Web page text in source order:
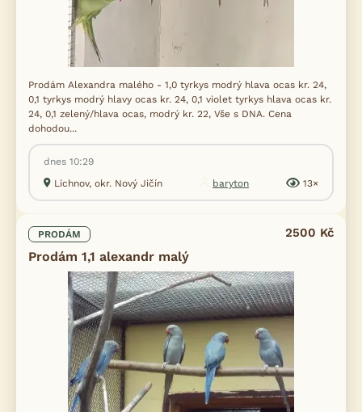
Prodám Alexandra malého - 1,0 tyrkys modrý hlava ocas kr. 24,
0,1 tyrkys modrý hlavy ocas kr. 24, 0,1 violet tyrkys hlava ocas kr.
24, 0,1 zelený/hlava ocas, modrý kr. 22, Vše s DNA. Cena
dohodou...
dnes 10:29
Lichnov, okr. Nový Jičín
baryton 13×
PRODÁM
Prodám 1,1 alexandr malý
2500 Kč